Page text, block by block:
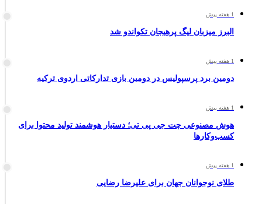
1 هفته پیش
البرز میزبان لیگ پرهیجان تکواندو شد
1 هفته پیش
دومین برد پرسپولیس در دومین بازی تدارکاتی اردوی ترکیه
1 هفته پیش
هوش مصنوعی چت جی پی تی؛ دستیار هوشمند تولید محتوا برای
کسب‌وکارها
1 هفته پیش
طلای نوجوانان جهان برای علیرضا رضایی